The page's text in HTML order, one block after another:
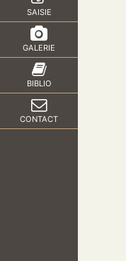
SAISIE
GALERIE
BIBLIO
CONTACT